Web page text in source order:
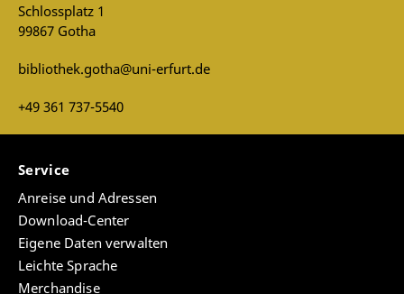
Schlossplatz 1
99867 Gotha
bibliothek.gotha@uni-erfurt.de
+49 361 737-5540
Service
Anreise und Adressen
Download-Center
Eigene Daten verwalten
Leichte Sprache
Merchandise